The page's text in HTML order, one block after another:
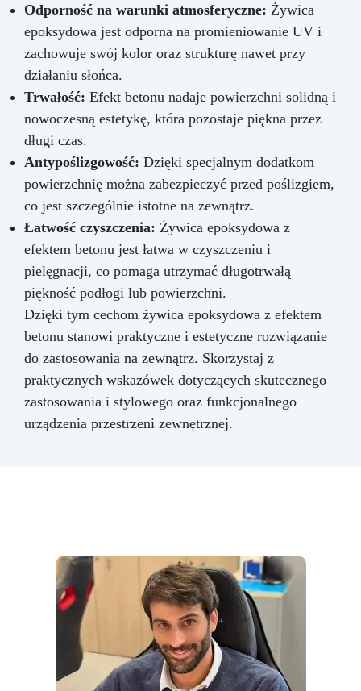
Odporność na warunki atmosferyczne: Żywica
epoksydowa jest odporna na promieniowanie UV i
zachowuje swój kolor oraz strukturę nawet przy
działaniu słońca.
Trwałość: Efekt betonu nadaje powierzchni solidną i
nowoczesną estetykę, która pozostaje piękna przez
długi czas.
Antypoślizgowość: Dzięki specjalnym dodatkom
powierzchnię można zabezpieczyć przed poślizgiem,
co jest szczególnie istotne na zewnątrz.
Łatwość czyszczenia: Żywica epoksydowa z
efektem betonu jest łatwa w czyszczeniu i
pielęgnacji, co pomaga utrzymać długotrwałą
piękność podłogi lub powierzchni.
Dzięki tym cechom żywica epoksydowa z efektem
betonu stanowi praktyczne i estetyczne rozwiązanie
do zastosowania na zewnątrz. Skorzystaj z
praktycznych wskazówek dotyczących skutecznego
zastosowania i stylowego oraz funkcjonalnego
urządzenia przestrzeni zewnętrznej.